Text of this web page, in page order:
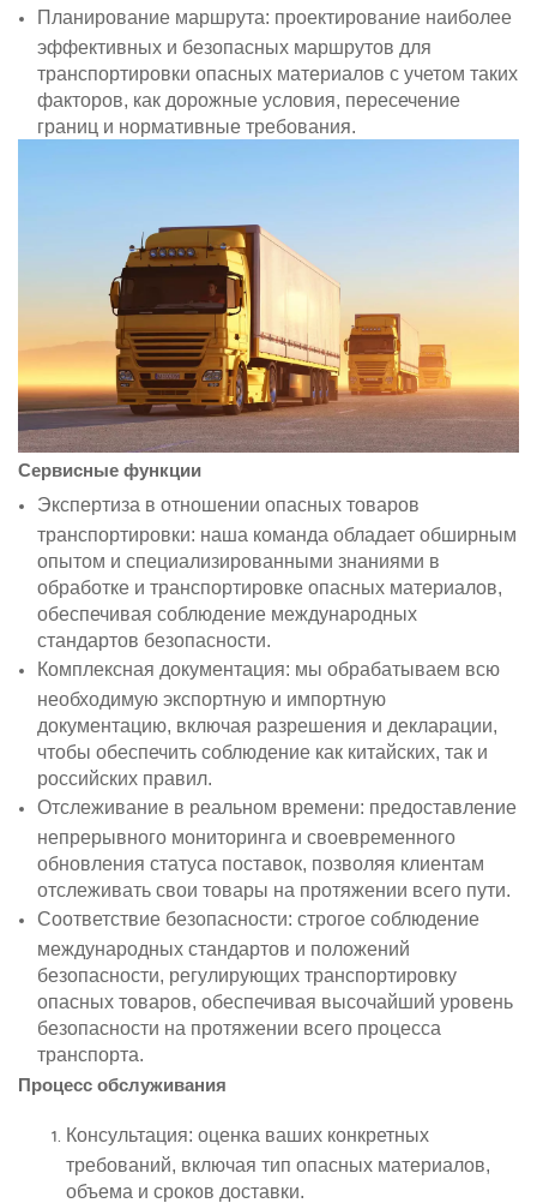
Планирование маршрута: проектирование наиболее
эффективных и безопасных маршрутов для
транспортировки опасных материалов с учетом таких
факторов, как дорожные условия, пересечение
границ и нормативные требования.
Сервисные функции
Экспертиза в отношении опасных товаров
транспортировки: наша команда обладает обширным
опытом и специализированными знаниями в
обработке и транспортировке опасных материалов,
обеспечивая соблюдение международных
стандартов безопасности.
Комплексная документация: мы обрабатываем всю
необходимую экспортную и импортную
документацию, включая разрешения и декларации,
чтобы обеспечить соблюдение как китайских, так и
российских правил.
Отслеживание в реальном времени: предоставление
непрерывного мониторинга и своевременного
обновления статуса поставок, позволяя клиентам
отслеживать свои товары на протяжении всего пути.
Соответствие безопасности: строгое соблюдение
международных стандартов и положений
безопасности, регулирующих транспортировку
опасных товаров, обеспечивая высочайший уровень
безопасности на протяжении всего процесса
транспорта.
Процесс обслуживания
Консультация: оценка ваших конкретных
требований, включая тип опасных материалов,
объема и сроков доставки.